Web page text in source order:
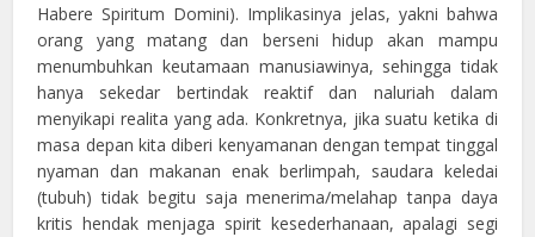
Habere Spiritum Domini). Implikasinya jelas, yakni bahwa
orang yang matang dan berseni hidup akan mampu
menumbuhkan keutamaan manusiawinya, sehingga tidak
hanya sekedar bertindak reaktif dan naluriah dalam
menyikapi realita yang ada. Konkretnya, jika suatu ketika di
masa depan kita diberi kenyamanan dengan tempat tinggal
nyaman dan makanan enak berlimpah, saudara keledai
(tubuh) tidak begitu saja menerima/melahap tanpa daya
kritis hendak menjaga spirit kesederhanaan, apalagi segi